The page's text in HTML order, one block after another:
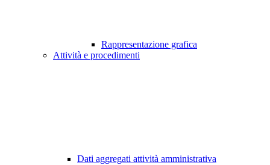
Rappresentazione grafica
Attività e procedimenti
Dati aggregati attività amministrativa